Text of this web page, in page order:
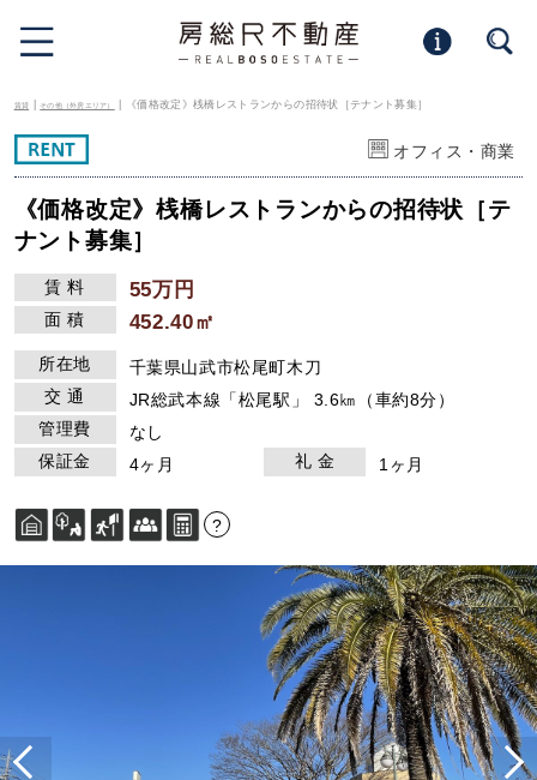
賃貸 |その他（外房エリア） | 《価格改定》桟橋レストランからの招待状［テナント募集］
オフィス・商業
《価格改定》桟橋レストランからの招待状［テ
ナント募集］
賃 料 55万円
面 積 452.40㎡
所在地
千葉県山武市松尾町木刀
交 通
JR総武本線「松尾駅」 3.6㎞（車約8分）
管理費
なし
保証金
4ヶ月 礼 金 1ヶ月
?